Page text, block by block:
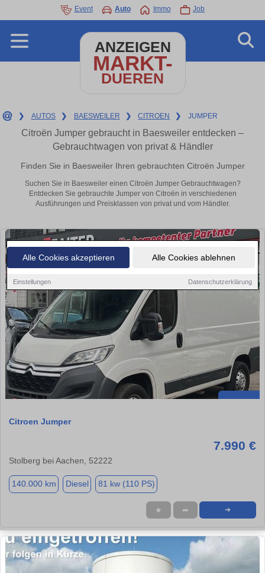
Alle Cookies akzeptieren Alle Cookies ablehnen
Einstellungen Datenschutzerklärung
Event Auto Immo Job
ANZEIGEN
MARKT-
DUEREN
❯ AUTOS ❯ BAESWEILER ❯ CITROEN ❯ JUMPER
Citroën Jumper gebraucht in Baesweiler entdecken –
Gebrauchtwagen von privat & Händler
Finden Sie in Baesweiler Ihren gebrauchten Citroën Jumper
Suchen Sie in Baesweiler einen Citroën Jumper Gebrauchtwagen?
Entdecken Sie gebrauchte Jumper von Citroën in verschiedenen
Ausführungen und Preisklassen von privat und vom Händler.
Citroen Jumper
7.990 €
Stolberg bei Aachen, 52222
140.000 km Diesel 81 kw (110 PS)
★ ➦ ➜